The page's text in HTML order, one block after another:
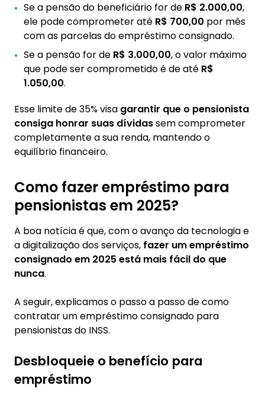
Se a pensão do beneficiário for de R$ 2.000,00,
ele pode comprometer até R$ 700,00 por mês
com as parcelas do empréstimo consignado.
Se a pensão for de R$ 3.000,00, o valor máximo
que pode ser comprometido é de até R$
1.050,00.
Esse limite de 35% visa garantir que o pensionista
consiga honrar suas dívidassem comprometer
completamente a sua renda, mantendo o
equilíbrio financeiro.
Como fazer empréstimo para
pensionistas em 2025?
A boa notícia é que, com o avanço da tecnologia e
a digitalização dos serviços, fazer um empréstimo
consignado em 2025 está mais fácil do que
nunca.
A seguir, explicamos o passo a passo de como
contratar um empréstimo consignado para
pensionistas do INSS.
Desbloqueie o benefício para
empréstimo